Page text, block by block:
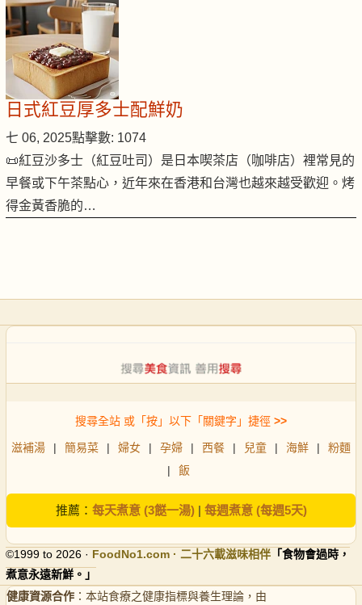
日式紅豆厚多士配鮮奶
七 06, 2025點擊數: 1074
📜紅豆沙多士（紅豆吐司）是日本喫茶店（咖啡店）裡常見的
早餐或下午茶點心，近年來在香港和台灣也越來越受歡迎。烤
得金黃香脆的…
搜尋全站 或「按」以下「關鍵字」捷徑 >>
滋補湯 | 簡易菜 | 婦女 | 孕婦 | 西餐 | 兒童 | 海鮮 |
粉麵
|
飯
推薦： 每天煮意 (3餸一湯)| 每週煮意 (每週5天)
©1999 to 2026 · FoodNo1.com · 二十六載滋味相伴 「食物會過時，
煮意永遠新鮮。」
健康資源合作 ：本站食療之健康指標與養生理論，由